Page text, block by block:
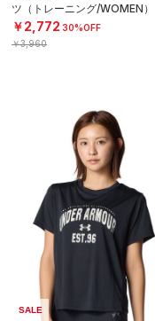
ツ（トレーニング/WOMEN）
￥2,772 30%OFF
￥3,960
SALE